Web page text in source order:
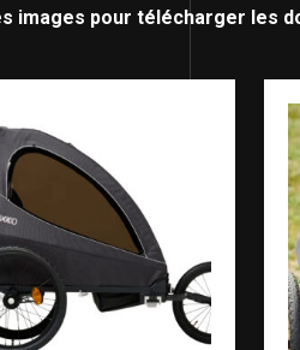
images pour télécharger les